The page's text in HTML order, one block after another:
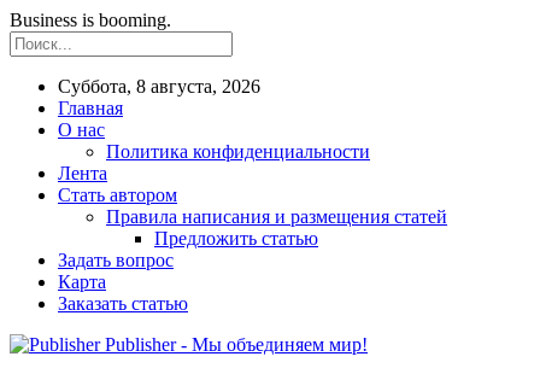
Business is booming.
Суббота, 8 августа, 2026
Главная
О нас
Политика конфиденциальности
Лента
Стать автором
Правила написания и размещения статей
Предложить статью
Задать вопрос
Карта
Заказать статью
Publisher - Мы объединяем мир!